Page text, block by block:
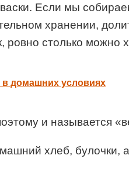
Если мы
хранении,
ровно столько можно
в домашних условиях
и называется
хлеб, булочки,